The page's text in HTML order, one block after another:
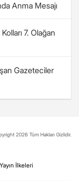
Anma Mesajı
7. Olağan
Gazeteciler
2026 Tüm Hakları Gizlidir.
Yayın İlkeleri